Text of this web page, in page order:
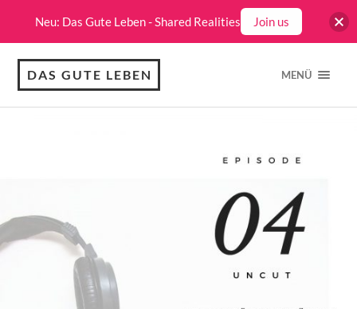
DAS GUTE LEBEN MENÜ
Neu: Das Gute Leben - Shared Realities Join us